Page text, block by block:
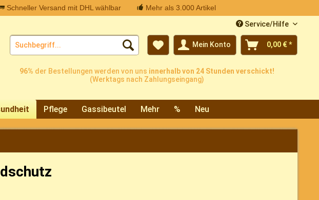
Schneller Versand mit DHL wählbar
Mehr als 3.000 Artikel
Service/Hilfe
Mein Konto 0,00 € *
96% der Bestellungen werden von uns innerhalb von 24 Stunden verschickt!
(Werktags nach Zahlungseingang)
Pflege Gassibeutel Mehr % Neu